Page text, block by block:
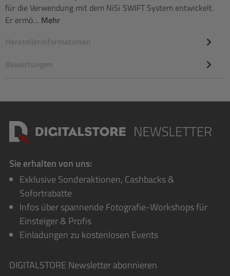
für die Verwendung mit dem NiSi SWIFT System entwickelt.
Er ermö… Mehr
Herstellerinformationen
Bewertungen
Sie erhalten von uns:
Exklusive Sonderaktionen, Cashbacks &
Sofortrabatte
Infos über spannende Fotografie-Workshops für
Einsteiger & Profis
Einladungen zu kostenlosen Events
DIGITALSTORE Newsletter abonnieren